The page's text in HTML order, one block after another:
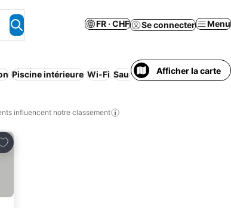
FR · CHF Se connecter Menu
Piscine intérieure Wi-Fi Sauna Appart'hôtel
Afficher la carte
influencent notre classement
à mes favoris